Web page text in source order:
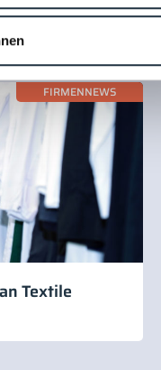
FIRMENNEWS
Textile